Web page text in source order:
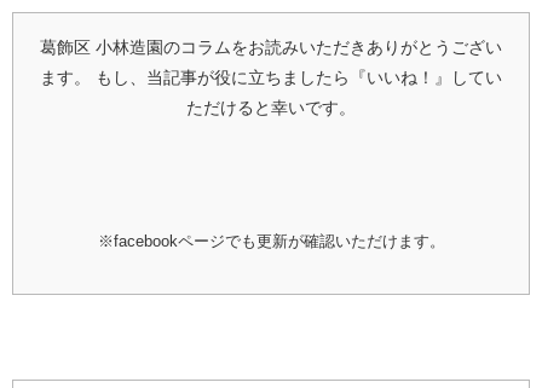
葛飾区 小林造園のコラムをお読みいただきありがとうござい
ます。
もし、当記事が役に立ちましたら『いいね！』してい
ただけると幸いです。
※facebookページでも更新が確認いただけます。